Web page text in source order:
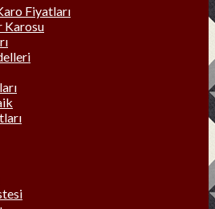
Fiyatları
Karosu